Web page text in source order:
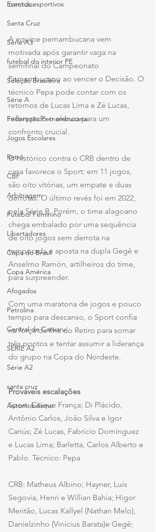
Eventos esportivos
Santa Cruz
Série A3
futebol do interior PE
Seleção Brasileira
Série A
Federação Pernambucana
Jogos Escolares
Retrô
CBF
Arbitragem
Futebol Feminino
Libertadores
Copa do Brasil
Copa América
Afogados
Petrolina
Central de Caruaru
SÉRIE A2
Série A2
santa cruz
Automobilismo
torcida.
A equipe pernambucana vem
motivada após garantir vaga na
semifinal do Campeonato
Pernambucano ao vencer o Decisão. O
técnico Pepa pode contar com os
retornos de Lucas Lima e Zé Lucas,
reforçando o elenco para um
confronto crucial.
O histórico contra o CRB dentro de
casa favorece o Sport: em 11 jogos,
são oito vitórias, um empate e duas
derrotas. O último revés foi em 2022,
pela Série B. Porém, o time alagoano
chega embalado por uma sequência
de oito jogos sem derrota na
temporada e aposta na dupla Gegê e
Anselmo Ramón, artilheiros do time,
para surpreender.
Com uma maratona de jogos e pouco
tempo para descanso, o Sport confia
na força da Ilha do Retiro para somar
três pontos e tentar assumir a liderança
do grupo na Copa do Nordeste.
Prováveis escalações
Sport: Caíque França; Di Plácido,
Antônio Carlos, João Silva e Igor
Cariús; Zé Lucas, Fabrício Domínguez
e Lucas Lima; Barletta, Carlos Alberto e
Pablo. Técnico: Pepa
CRB: Matheus Albino; Hayner, Luís
Segovia, Henri e Willian Bahia; Higor
Meritão, Lucas Kallyel (Nathan Melo),
Danielzinho (Vinícius Barata)e Gegê;